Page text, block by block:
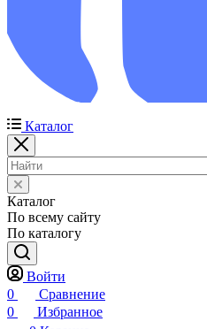
Каталог
Каталог
По всему сайту
По каталогу
Войти
0
Сравнение
0
Избранное